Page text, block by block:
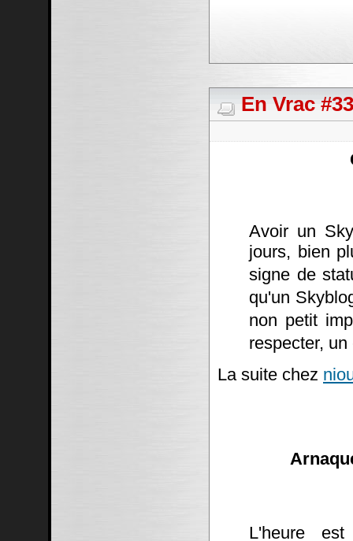
En Vrac
Avoir un
jours, bien
signe de
qu'un
non petit
respecter,
La suite chez
L'heure